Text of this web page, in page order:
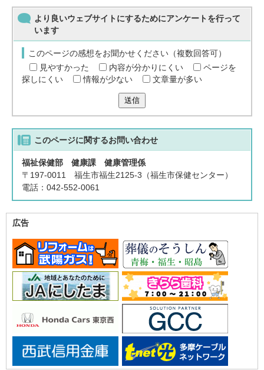
より良いウェブサイトにするためにアンケートを行って
います
このページの感想をお聞かせください（複数回答可）
見やすかった
内容が分かりにくい
ページを
探しにくい
情報が少ない 文章量が多い
送信
このページに関するお問い合わせ
福祉保健部 健康課 健康管理係
〒197-0011 福生市福生2125-3（福生市保健センター）
電話：042-552-0061
広告